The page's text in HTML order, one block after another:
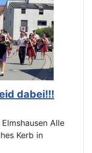
dabei!!!
Alle
Kerb in